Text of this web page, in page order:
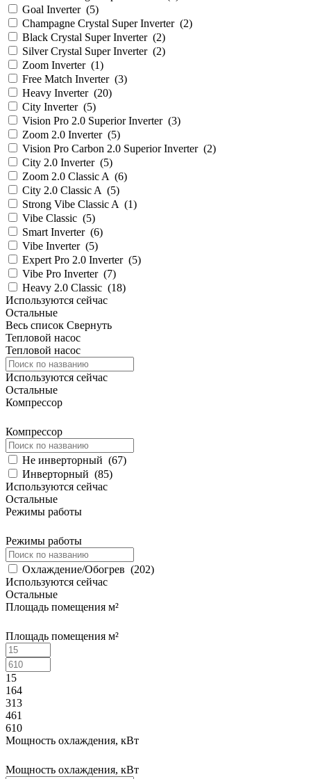
Goal Inverter (5)
Champagne Crystal Super Inverter (2)
Black Crystal Super Inverter (2)
Silver Crystal Super Inverter (2)
Zoom Inverter (1)
Free Match Inverter (3)
Heavy Inverter (20)
City Inverter (5)
Vision Pro 2.0 Superior Inverter (3)
Zoom 2.0 Inverter (5)
Vision Pro Carbon 2.0 Superior Inverter (2)
City 2.0 Inverter (5)
Zoom 2.0 Classic A (6)
City 2.0 Classic A (5)
Strong Vibe Classic A (1)
Vibe Classic (5)
Smart Inverter (6)
Vibe Inverter (5)
Expert Pro 2.0 Inverter (5)
Vibe Pro Inverter (7)
Heavy 2.0 Classic (18)
Используются сейчас
Остальные
Весь список Свернуть
Тепловой насос
Тепловой насос
Используются сейчас
Остальные
Компрессор
Компрессор
Не инверторный (67)
Инверторный (85)
Используются сейчас
Остальные
Режимы работы
Режимы работы
Охлаждение/Обогрев (202)
Используются сейчас
Остальные
Площадь помещения м²
Площадь помещения м²
15
164
313
461
610
Мощность охлаждения, кВт
Мощность охлаждения, кВт